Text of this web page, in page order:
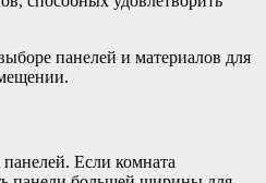
панелей и материалов для
Если комната